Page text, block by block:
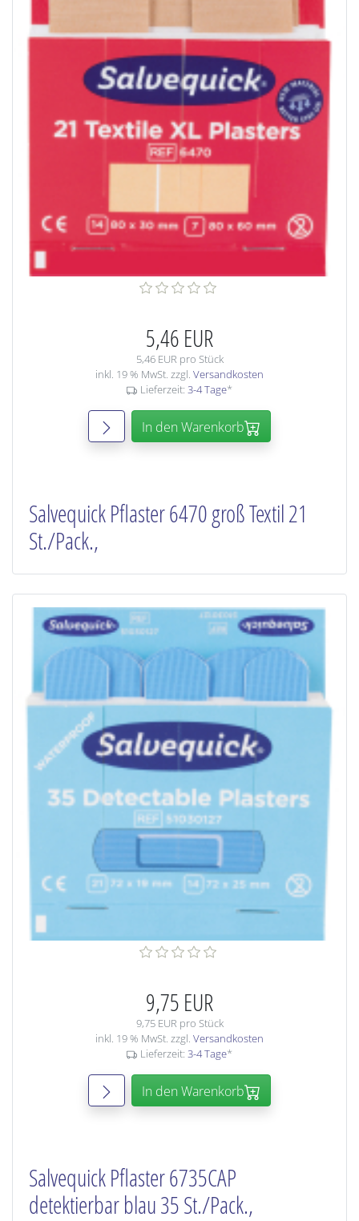
5,46 EUR
5,46 EUR pro Stück
inkl. 19 % MwSt. zzgl. Versandkosten
Lieferzeit: 3-4 Tage*
In den Warenkorb
Salvequick Pflaster 6470 groß Textil 21
St./Pack.,
9,75 EUR
9,75 EUR pro Stück
inkl. 19 % MwSt. zzgl. Versandkosten
Lieferzeit: 3-4 Tage*
In den Warenkorb
Salvequick Pflaster 6735CAP
detektierbar blau 35 St./Pack.,